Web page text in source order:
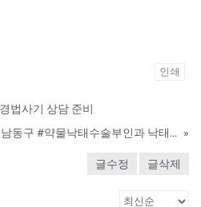
인쇄
법사기 상담 준비
인천 #약물임신중절수술병원 남동구 #약물낙태수술부인과 낙태할수있는약해외직구방법 »
글수정 글삭제